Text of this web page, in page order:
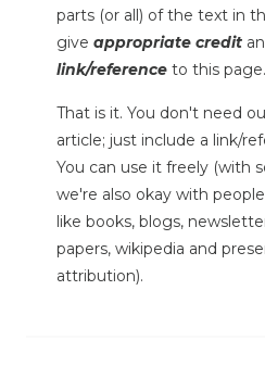
parts (or all) of the text in
give appropriate credit
link/reference to this page.
That is it. You don't need
article; just include a link/
You can use it freely (with
we're also okay with
like books, blogs,
papers, wikipedia and
attribution).